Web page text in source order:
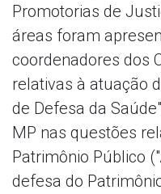
Promotorias de
áreas foram
coordenadores dos
relativas à atuação
de Defesa da
MP nas questões
Patrimônio Público
defesa do